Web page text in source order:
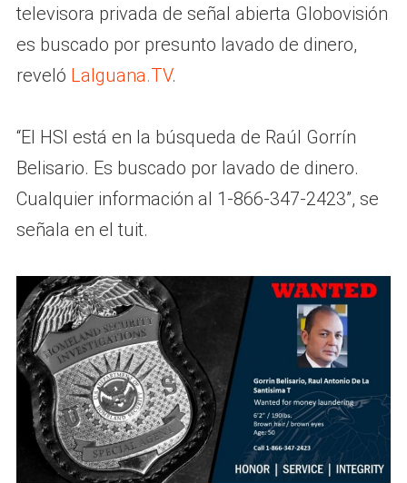
televisora privada de señal abierta Globovisión
es buscado por presunto lavado de dinero,
reveló LaIguana.TV.
“El HSI está en la búsqueda de Raúl Gorrín
Belisario. Es buscado por lavado de dinero.
Cualquier información al 1-866-347-2423”, se
señala en el tuit.